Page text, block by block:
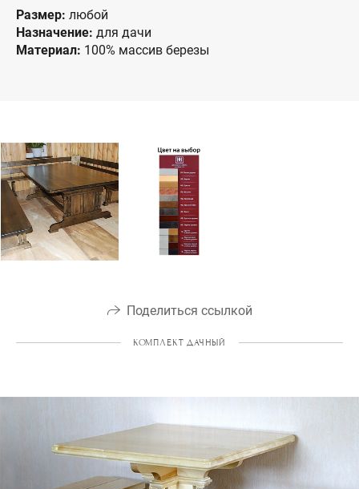
Размер: любой
Назначение: для дачи
Материал: 100% массив березы
Поделиться ссылкой
КОМПЛЕКТ ДАЧНЫЙ